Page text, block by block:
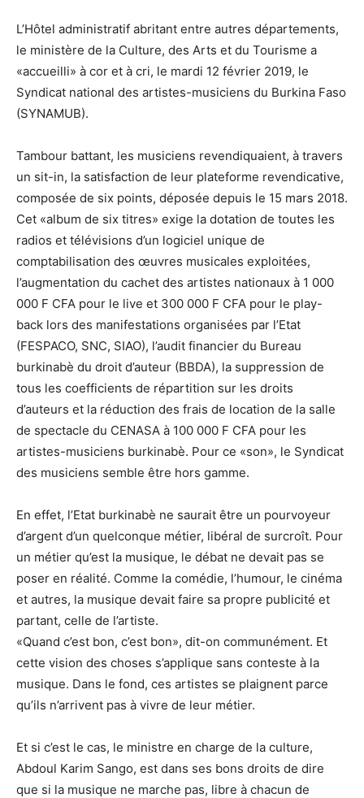
L’Hôtel administratif abritant entre autres départements,
le ministère de la Culture, des Arts et du Tourisme a
«accueilli» à cor et à cri, le mardi 12 février 2019, le
Syndicat national des artistes-musiciens du Burkina Faso
(SYNAMUB).
Tambour battant, les musiciens revendiquaient, à travers
un sit-in, la satisfaction de leur plateforme revendicative,
composée de six points, déposée depuis le 15 mars 2018.
Cet «album de six titres» exige la dotation de toutes les
radios et télévisions d’un logiciel unique de
comptabilisation des œuvres musicales exploitées,
l’augmentation du cachet des artistes nationaux à 1 000
000 F CFA pour le live et 300 000 F CFA pour le play-
back lors des manifestations organisées par l’Etat
(FESPACO, SNC, SIAO), l’audit financier du Bureau
burkinabè du droit d’auteur (BBDA), la suppression de
tous les coefficients de répartition sur les droits
d’auteurs et la réduction des frais de location de la salle
de spectacle du CENASA à 100 000 F CFA pour les
artistes-musiciens burkinabè. Pour ce «son», le Syndicat
des musiciens semble être hors gamme.
En effet, l’Etat burkinabè ne saurait être un pourvoyeur
d’argent d’un quelconque métier, libéral de surcroît. Pour
un métier qu’est la musique, le débat ne devait pas se
poser en réalité. Comme la comédie, l’humour, le cinéma
et autres, la musique devait faire sa propre publicité et
partant, celle de l’artiste.
«Quand c’est bon, c’est bon», dit-on communément. Et
cette vision des choses s’applique sans conteste à la
musique. Dans le fond, ces artistes se plaignent parce
qu’ils n’arrivent pas à vivre de leur métier.
Et si c’est le cas, le ministre en charge de la culture,
Abdoul Karim Sango, est dans ses bons droits de dire
que si la musique ne marche pas, libre à chacun de